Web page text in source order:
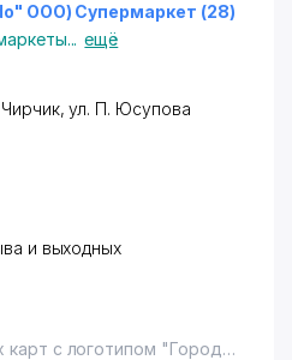
ООО) Супермаркет (28)
... ещё
Чирчик,ул. П. Юсупова
и выходных
карт с логотипом "Город